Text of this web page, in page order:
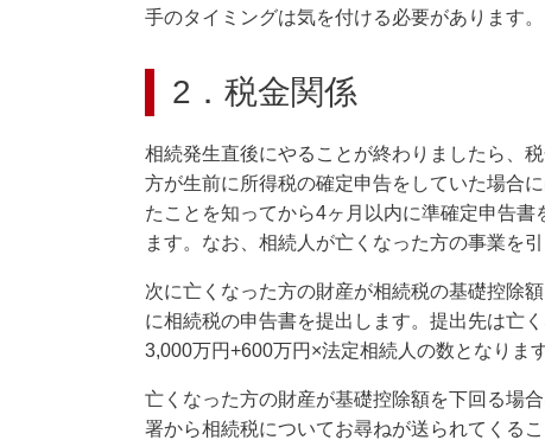
手のタイミングは気を付ける必要があります。
2．税金関係
相続発生直後にやることが終わりましたら、
方が生前に所得税の確定申告をしていた場合
たことを知ってから4ヶ月以内に準確定申告
ます。なお、相続人が亡くなった方の事業を
次に亡くなった方の財産が相続税の基礎控除
に相続税の申告書を提出します。提出先は亡
3,000万円+600万円×法定相続人の数となります
亡くなった方の財産が基礎控除額を下回る場
署から相続税についてお尋ねが送られてくる